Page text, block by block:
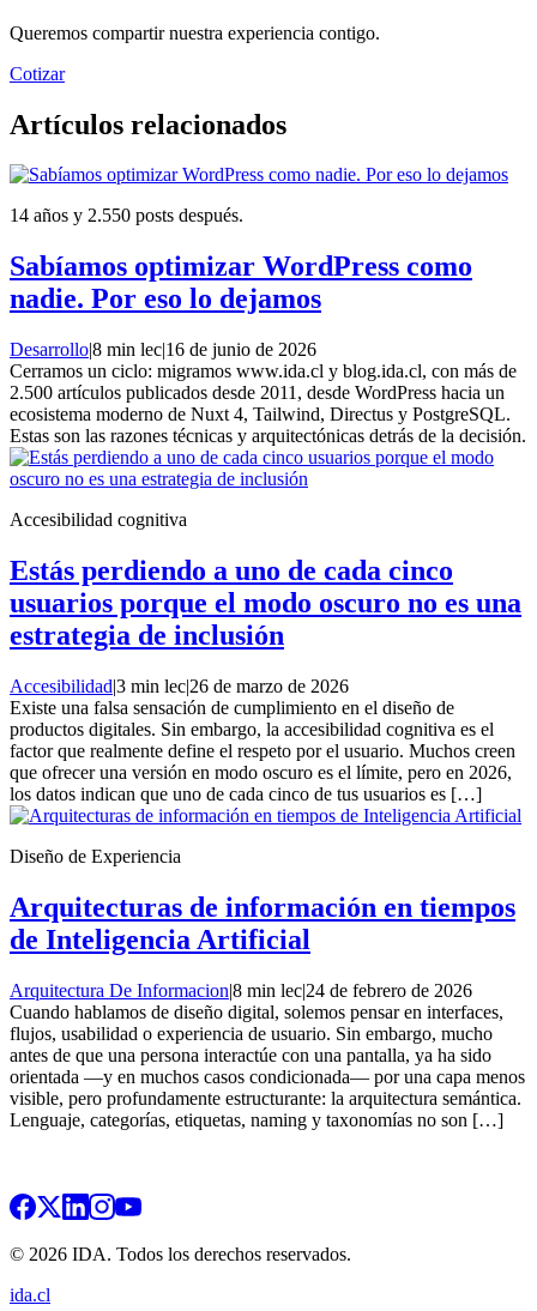
Queremos compartir nuestra experiencia contigo.
Cotizar
Artículos relacionados
14 años y 2.550 posts después.
Sabíamos optimizar WordPress como
nadie. Por eso lo dejamos
Desarrollo|8 min lec|16 de junio de 2026
Cerramos un ciclo: migramos www.ida.cl y blog.ida.cl, con más de
2.500 artículos publicados desde 2011, desde WordPress hacia un
ecosistema moderno de Nuxt 4, Tailwind, Directus y PostgreSQL.
Estas son las razones técnicas y arquitectónicas detrás de la decisión.
Accesibilidad cognitiva
Estás perdiendo a uno de cada cinco
usuarios porque el modo oscuro no es una
estrategia de inclusión
Accesibilidad|3 min lec|26 de marzo de 2026
Existe una falsa sensación de cumplimiento en el diseño de
productos digitales. Sin embargo, la accesibilidad cognitiva es el
factor que realmente define el respeto por el usuario. Muchos creen
que ofrecer una versión en modo oscuro es el límite, pero en 2026,
los datos indican que uno de cada cinco de tus usuarios es […]
Diseño de Experiencia
Arquitecturas de información en tiempos
de Inteligencia Artificial
Arquitectura De Informacion|8 min lec|24 de febrero de 2026
Cuando hablamos de diseño digital, solemos pensar en interfaces,
flujos, usabilidad o experiencia de usuario. Sin embargo, mucho
antes de que una persona interactúe con una pantalla, ya ha sido
orientada —y en muchos casos condicionada— por una capa menos
visible, pero profundamente estructurante: la arquitectura semántica.
Lenguaje, categorías, etiquetas, naming y taxonomías no son […]
© 2026 IDA. Todos los derechos reservados.
ida.cl